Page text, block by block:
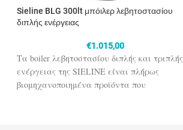
Sieline BLG 300lt μπόιλερ λεβητοστασίου
διπλής ενέργειας
€1.015,00
Τα boiler λεβητοστασίου διπλής και τριπλής
ενέργειας της SIELINE είναι πλήρως
βιομηχανοποιημένα προϊόντα που